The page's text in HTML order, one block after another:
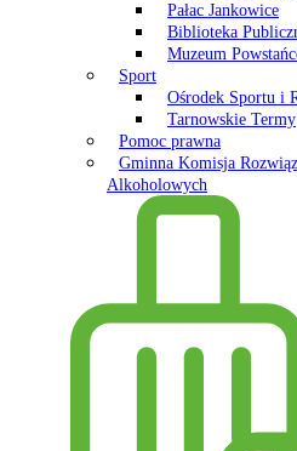
Pałac Jankowice
Biblioteka
Muzeum
Sport
Ośrodek Sportu i
Tarnowskie Termy
Pomoc prawna
Gminna Komisja
Alkoholowych